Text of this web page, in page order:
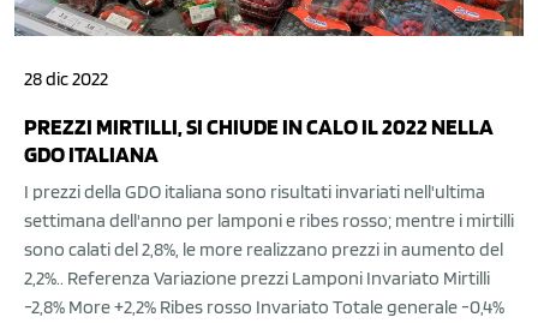
28 dic 2022
PREZZI MIRTILLI, SI CHIUDE IN CALO IL 2022 NELLA
GDO ITALIANA
I prezzi della GDO italiana sono risultati invariati nell'ultima
settimana dell'anno per lamponi e ribes rosso; mentre i mirtilli
sono calati del 2,8%, le more realizzano prezzi in aumento del
2,2%.. Referenza Variazione prezzi Lamponi Invariato Mirtilli
-2,8% More +2,2% Ribes rosso Invariato Totale generale -0,4%